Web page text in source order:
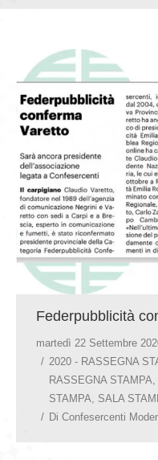
CATEGORIE
GIOVEDÌ
COMUNICATI
CONTATTI
Federpubblicità
martedì 22 Settembre
2020 - RASSEGNA
RASSEGNA STAMPA,
STAMPA, SALA
Di Confesercenti